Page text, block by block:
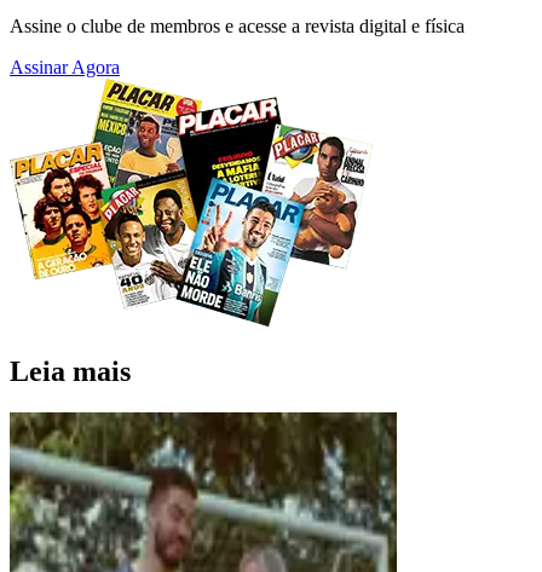
Assine o clube de membros e acesse a revista digital e física
Assinar Agora
Leia mais